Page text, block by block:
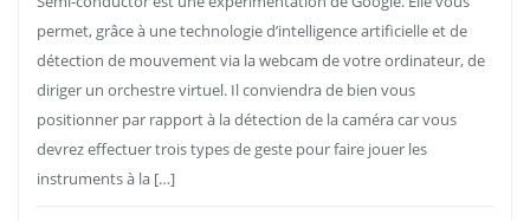
permet, grâce à une technologie d’intelligence artificielle et de
détection de mouvement via la webcam de votre ordinateur, de
diriger un orchestre virtuel. Il conviendra de bien vous
positionner par rapport à la détection de la caméra car vous
devrez effectuer trois types de geste pour faire jouer les
instruments à la […]